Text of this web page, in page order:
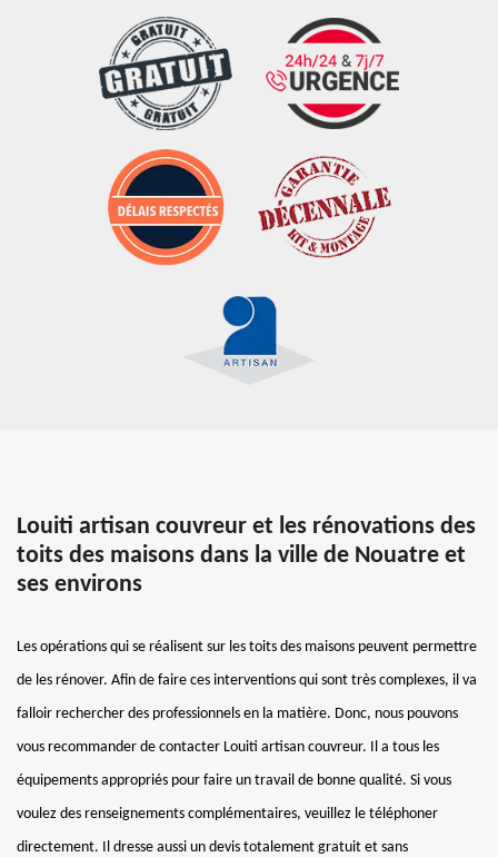
Louiti artisan couvreur et les rénovations des
toits des maisons dans la ville de Nouatre et
ses environs
Les opérations qui se réalisent sur les toits des maisons peuvent permettre
de les rénover. Afin de faire ces interventions qui sont très complexes, il va
falloir rechercher des professionnels en la matière. Donc, nous pouvons
vous recommander de contacter Louiti artisan couvreur. Il a tous les
équipements appropriés pour faire un travail de bonne qualité. Si vous
voulez des renseignements complémentaires, veuillez le téléphoner
directement. Il dresse aussi un devis totalement gratuit et sans